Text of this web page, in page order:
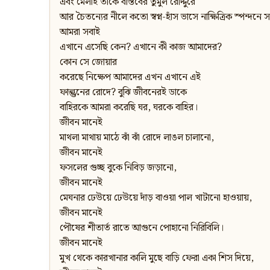
আর চৈতন্যের নীলে কতো স্বপ্ন-হাঁস ভাসে নাক্ষিত্রিক স্পন্দনে
আমরা সবাই
এখানে এসেছি কেন? এখানে কী কাজ আমাদের?
কোন সে জোয়ার
করেছে নিক্ষেপ আমাদের এখন এখানে এই
ফাল্গুনের রোদে? বুঝি জীবনেরই ডাকে
বাহিরকে আমরা করেছি ঘর, ঘরকে বাহির।
জীবন মানেই
মাথলা মাথায় মাঠে ঝাঁ ঝাঁ রোদে লাঙল চালানো,
জীবন মানেই
ফসলের গুচ্ছ বুকে নিবিড় জড়ানো,
জীবন মানেই
মেঘনার ঢেউয়ে ঢেউয়ে দাঁড় বাওয়া পাল খাটানো হাওয়ায়,
জীবন মানেই
পৌষের শীতার্ত রাতে আগুনে পোহানো নিরিবিলি।
জীবন মানেই
মুখ থেকে কারখানার কালি মুছে বাড়ি ফেরা একা শিস দিয়ে,